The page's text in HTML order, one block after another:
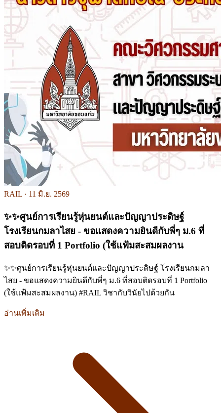
RAIL · 11 มิ.ย. 2569
✨✨ศูนย์การเรียนรู้หุ่นยนต์และปัญญาประดิษฐ์
โรงเรียนกมลาไสย - ขอแสดงความยินดีกับพี่ๆ ม.6 ที่
สอบติดรอบที่ 1 Portfolio (ใช้แฟ้มสะสมผลงาน
✨✨ศูนย์การเรียนรู้หุ่นยนต์และปัญญาประดิษฐ์ โรงเรียนกมลา
ไสย - ขอแสดงความยินดีกับพี่ๆ ม.6 ที่สอบติดรอบที่ 1 Portfolio
(ใช้แฟ้มสะสมผลงาน) #RAIL วิชากับวินัยไปด้วยกัน
อ่านเพิ่มเติม